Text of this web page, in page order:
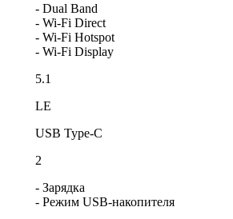
- Dual Band
- Wi-Fi Direct
- Wi-Fi Hotspot
- Wi-Fi Display
5.1
LE
USB Type-C
2
- Зарядка
- Режим USB-накопителя